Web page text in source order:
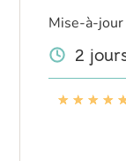
Mise-à-
2
★ ★ ★ ★